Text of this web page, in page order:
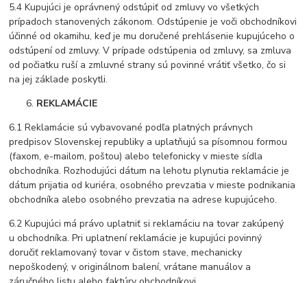
5.4 Kupujúci je oprávnený odstúpiť od zmluvy vo všetkých
prípadoch stanovených zákonom. Odstúpenie je voči obchodníkovi
účinné od okamihu, keď je mu doručené prehlásenie kupujúceho o
odstúpení od zmluvy. V prípade odstúpenia od zmluvy, sa zmluva
od počiatku ruší a zmluvné strany sú povinné vrátiť všetko, čo si
na jej základe poskytli.
REKLAMÁCIE
6.1 Reklamácie sú vybavované podľa platných právnych
predpisov Slovenskej republiky a uplatňujú sa písomnou formou
(faxom, e-mailom, poštou) alebo telefonicky v mieste sídla
obchodníka. Rozhodujúci dátum na lehotu plynutia reklamácie je
dátum prijatia od kuriéra, osobného prevzatia v mieste podnikania
obchodníka alebo osobného prevzatia na adrese kupujúceho.
6.2 Kupujúci má právo uplatniť si reklamáciu na tovar zakúpený
u obchodníka. Pri uplatnení reklamácie je kupujúci povinný
doručiť reklamovaný tovar v čistom stave, mechanicky
nepoškodený, v originálnom balení, vrátane manuálov a